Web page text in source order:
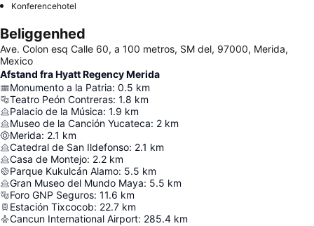
Konferencehotel
Beliggenhed
Ave. Colon esq Calle 60, a 100 metros, SM del, 97000, Merida,
Mexico
Afstand fra Hyatt Regency Merida
Monumento a la Patria: 0.5 km
Teatro Peón Contreras: 1.8 km
Palacio de la Música: 1.9 km
Museo de la Canción Yucateca: 2 km
Merida: 2.1 km
Catedral de San Ildefonso: 2.1 km
Casa de Montejo: 2.2 km
Parque Kukulcán Alamo: 5.5 km
Gran Museo del Mundo Maya: 5.5 km
Foro GNP Seguros: 11.6 km
Estación Tixcocob: 22.7 km
Cancun International Airport: 285.4 km